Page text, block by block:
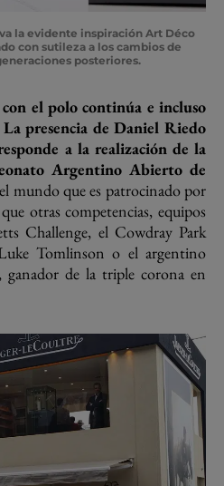
la evidente inspiración Art Déco
con sutileza a los cambios de
posteriores.
el polo continúa e incluso
La presencia de Daniel Riedo
a la realización de la
Argentino Abierto de
mundo que es patrocinado por
otras competencias, equipos
Challenge, el Cowdray Park
Tomlinson o el argentino
de la triple corona en